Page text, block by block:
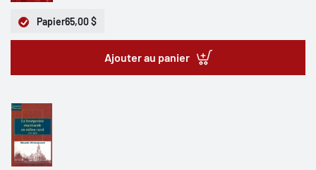
Papier65,00 $
Ajouter au panier